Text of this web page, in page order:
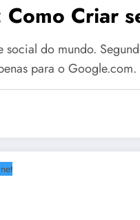
Criar
do mundo.
para o